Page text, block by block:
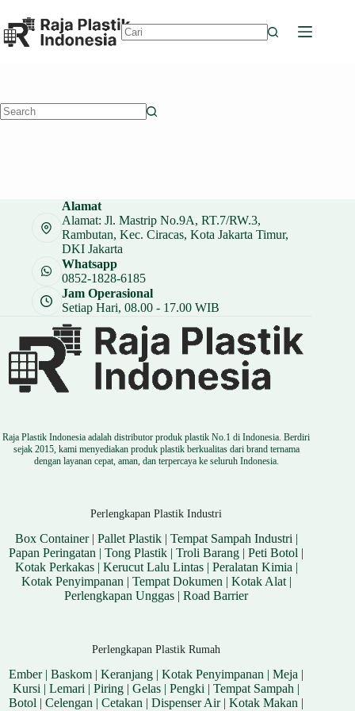
to
content
Alamat
Alamat: Jl. Mastrip No.9A, RT.7/RW.3,
Rambutan, Kec. Ciracas, Kota Jakarta Timur,
DKI Jakarta
Whatsapp
0852-1828-6185
Jam Operasional
Setiap Hari, 08.00 - 17.00 WIB
Raja Plastik Indonesia adalah distributor produk plastik No.1 di Indonesia. Berdiri
sejak 2015, kami menyediakan produk plastik berkualitas dari brand ternama
dengan layanan cepat, aman, dan terpercaya ke seluruh Indonesia.
Perlengkapan Plastik Industri
Box Container| Pallet Plastik| Tempat Sampah Industri |
Papan Peringatan |Tong Plastik |Troli Barang |Peti Botol |
Kotak Perkakas| Kerucut Lalu Lintas| Peralatan Kimia |
Kotak Penyimpanan | Tempat Dokumen | Kotak Alat|
Perlengkapan Unggas |Road Barrier
Perlengkapan Plastik Rumah
Ember|Baskom |Keranjang |Kotak Penyimpanan |Meja |
Kursi |Lemari |Piring |Gelas |Pengki |Tempat Sampah |
Botol |Celengan |Cetakan |Dispenser Air|Kotak Makan |